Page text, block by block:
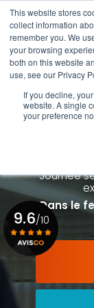
This website stores
collect information
remember you. We
your browsing
both on this website
use, see our Privacy
If you decline,
website. A single
your preference
Aller
au
contenu
principal
01 84 20 18
à
Journée
Dans le
9.6/10
Voir le certificat